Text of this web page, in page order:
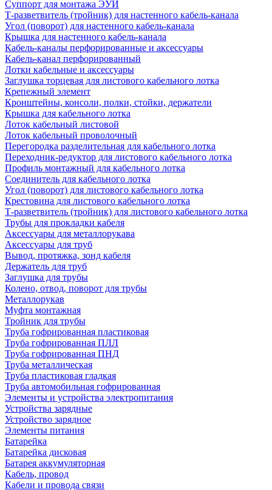
Суппорт для монтажа ЭУИ
Т-разветвитель (тройник) для настенного кабель-канала
Угол (поворот) для настенного кабель-канала
Крышка для настенного кабель-канала
Кабель-каналы перфорированные и аксессуары
Кабель-канал перфорированный
Лотки кабельные и аксессуары
Заглушка торцевая для листового кабельного лотка
Крепежный элемент
Кронштейны, консоли, полки, стойки, держатели
Крышка для кабельного лотка
Лоток кабельный листовой
Лоток кабельный проволочный
Перегородка разделительная для кабельного лотка
Переходник-редуктор для листового кабельного лотка
Профиль монтажный для кабельного лотка
Соединитель для кабельного лотка
Угол (поворот) для листового кабельного лотка
Крестовина для листового кабельного лотка
Т-разветвитель (тройник) для листового кабельного лотка
Трубы для прокладки кабеля
Аксессуары для металлорукава
Аксессуары для труб
Вывод, протяжка, зонд кабеля
Держатель для труб
Заглушка для трубы
Колено, отвод, поворот для трубы
Металлорукав
Муфта монтажная
Тройник для трубы
Труба гофрированная пластиковая
Труба гофрированная ПЛЛ
Труба гофрированная ПНД
Труба металлическая
Труба пластиковая гладкая
Труба автомобильная гофрированная
Элементы и устройства электропитания
Устройства зарядные
Устройство зарядное
Элементы питания
Батарейка
Батарейка дисковая
Батарея аккумуляторная
Кабель, провод
Кабели и провода связи